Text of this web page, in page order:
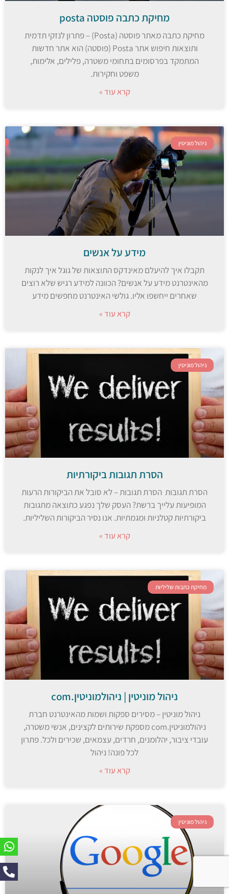
מחיקת כתבה פוסטה posta
מחיקת כתבה מאתר פוסטה (Posta) – פתרון לנזקי תדמית
ותוצאות חיפוש אתר Posta (פוסטה) הוא אתר חדשות
המתמקד בפרסומים בתחומי משטרה, פלילים, אלימות,
משפט וחקירות.
קרא עוד »
ניהול מוניטין
מידע על אנשים
תקבלו איך להיעלם מאינדקס התוצאות של גוגל איך לנקות
מהאינטרנט מידע על אנשים? הכוונה למידע רגיש שלא רוצים
שאחרים ייחשפו אליו. גולשי האינטרנט מחפשים מידע
קרא עוד »
ניהול מוניטין
הסרת תגובות ביקורתיות
הסרת תגובות הסרת תגובות – לא סובל את הביקורות הרעות
המופיעות עלייך ברשת? העסק שלך נפגע כתוצאה מתגובות
ביקורתיות קטלניות ומגמתיות. אנו נסיר הביקורות השליליות.
קרא עוד »
מחיקת כתבות שליליות
ניהול מוניטין | ניהולמוניטין.com
ניהול מוניטין – מסירים ספקות ושמות מהאינטרנט חברת
ניהולמוניטין.com מספקת שירותים לקצינים, אנשי משטרה,
עובדי ציבור, יהלומנים, חרדים, עצמאים, שכירים ולכל. פתרון
לכל פונה! ניהול
קרא עוד »
ניהול מוניטין